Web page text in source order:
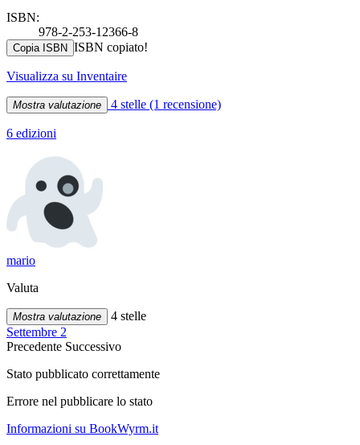
ISBN:
978-2-253-12366-8
Copia ISBN ISBN copiato!
Visualizza su Inventaire
Mostra valutazione 4 stelle (1 recensione)
6 edizioni
mario
Valuta
Mostra valutazione
4 stelle
Settembre 2
Precedente Successivo
Stato pubblicato correttamente
Errore nel pubblicare lo stato
Informazioni su BookWyrm.it